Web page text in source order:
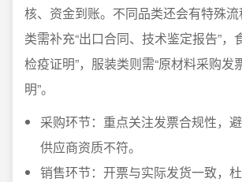
核、资金到账。不同品类还会有特殊
类需补充“出口合同、技术鉴定报告”，
检疫证明”，服装类则需“原材料采购发
明”。
采购环节：重点关注发票合规性，
供应商资质不符。
销售环节：开票与实际发货一致，杜